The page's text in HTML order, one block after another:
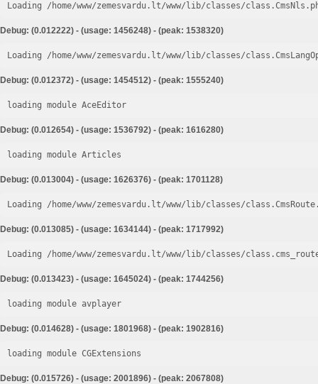
Loading /home/www/zemesvardu.lt/www/lib/classes/
Debug: (0.012222) - (usage: 1456248) - (peak: 1538320)
Loading /home/www/zemesvardu.lt/www/lib/classes/
Debug: (0.012372) - (usage: 1454512) - (peak: 1555240)
loading module AceEditor
Debug: (0.012654) - (usage: 1536792) - (peak: 1616280)
loading module Articles
Debug: (0.013004) - (usage: 1626376) - (peak: 1701128)
Loading /home/www/zemesvardu.lt/www/lib/classes/
Debug: (0.013085) - (usage: 1634144) - (peak: 1717992)
Loading /home/www/zemesvardu.lt/www/lib/classes/
Debug: (0.013423) - (usage: 1645024) - (peak: 1744256)
loading module avplayer
Debug: (0.014628) - (usage: 1801968) - (peak: 1902816)
loading module CGExtensions
Debug: (0.015726) - (usage: 2001896) - (peak: 2067808)